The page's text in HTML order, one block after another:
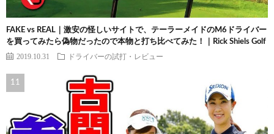
FAKE vs REAL｜激安の怪しいサイトで、テーラーメイドのM6ドライバー
を買ってみたら偽物だったので本物と打ち比べてみた！｜Rick Shiels Golf
2019.10.31 ドライバーの試打・レビュー